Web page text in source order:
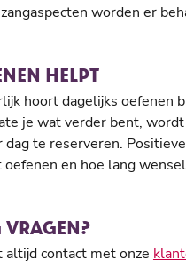
worden er
HELPT
hoort dagelijks oefenen
je wat verder bent,
dag te reserveren.
oefenen en hoe lang
VRAGEN?
altijd contact met onze